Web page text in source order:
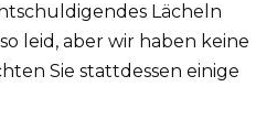
Lächeln
leid, aber wir haben keine
Sie stattdessen einige